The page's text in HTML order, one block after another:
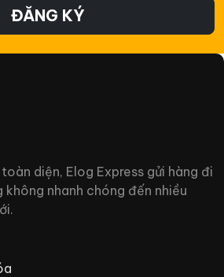
ĐĂNG KÝ
diện, Elog Express gửi hàng đi
nhanh chóng đến nhiều